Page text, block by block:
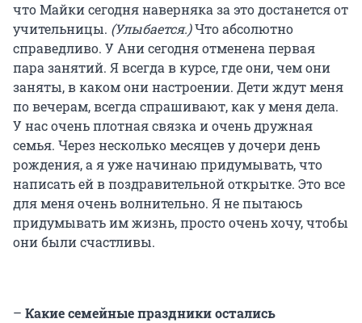
что Майки сегодня наверняка за это достанется от
учительницы. (Улыбается.)Что абсолютно
справедливо. У Ани сегодня отменена первая
пара занятий. Я всегда в курсе, где они, чем они
заняты, в каком они настроении. Дети ждут меня
по вечерам, всегда спрашивают, как у меня дела.
У нас очень плотная связка и очень дружная
семья. Через несколько месяцев у дочери день
рождения, а я уже начинаю придумывать, что
написать ей в поздравительной открытке. Это все
для меня очень волнительно. Я не пытаюсь
придумывать им жизнь, просто очень хочу, чтобы
они были счастливы.
– Какие семейные праздники остались